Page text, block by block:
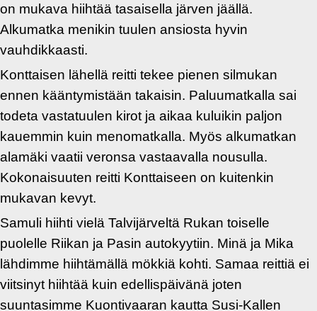
on mukava hiihtää tasaisella järven jäällä.
Alkumatka menikin tuulen ansiosta hyvin
vauhdikkaasti.
Konttaisen lähellä reitti tekee pienen silmukan
ennen kääntymistään takaisin. Paluumatkalla sai
todeta vastatuulen kirot ja aikaa kuluikin paljon
kauemmin kuin menomatkalla. Myös alkumatkan
alamäki vaatii veronsa vastaavalla nousulla.
Kokonaisuuten reitti Konttaiseen on kuitenkin
mukavan kevyt.
Samuli hiihti vielä Talvijärveltä Rukan toiselle
puolelle Riikan ja Pasin autokyytiin. Minä ja Mika
lähdimme hiihtämällä mökkiä kohti. Samaa reittiä ei
viitsinyt hiihtää kuin edellispäivänä joten
suuntasimme Kuontivaaran kautta Susi-Kallen